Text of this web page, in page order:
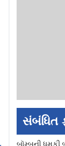
સંબંધિત
બૉમ્બની ધમકી